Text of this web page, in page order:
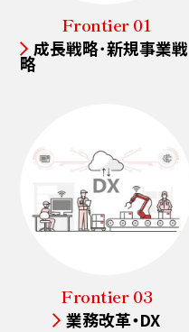
Frontier 01
成長戦略･新規事業戦
略
Frontier 03
業務改革・DX